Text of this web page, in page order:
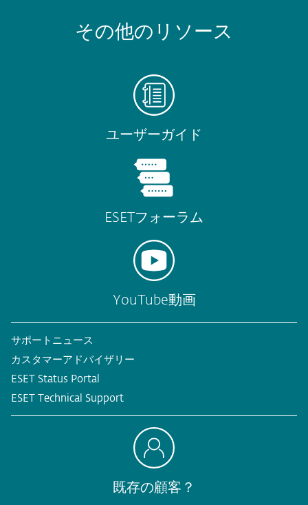
その他のリソース
ユーザーガイド
ESETフォーラム
YouTube動画
サポートニュース
カスタマーアドバイザリー
ESET Status Portal
ESET Technical Support
既存の顧客？